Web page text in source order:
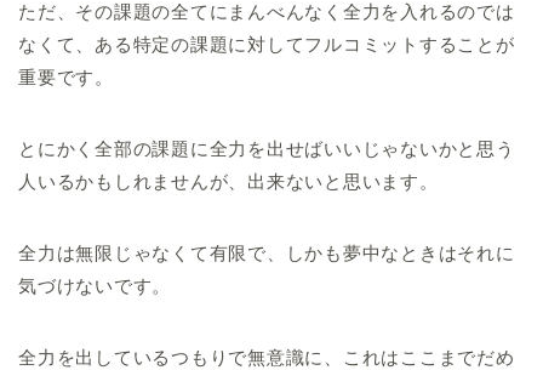
ただ、その課題の全てにまんべんなく全力を入れるのでは
なくて、ある特定の課題に対してフルコミットすることが
重要です。
とにかく全部の課題に全力を出せばいいじゃないかと思う
人いるかもしれませんが、出来ないと思います。
全力は無限じゃなくて有限で、しかも夢中なときはそれに
気づけないです。
全力を出しているつもりで無意識に、これはここまでだめ